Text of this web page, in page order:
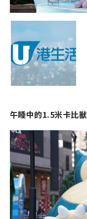
午睡中的1.5米卡比獸